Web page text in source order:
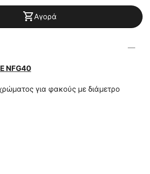
Αγορά
NFG40
για φακούς με διάμετρο